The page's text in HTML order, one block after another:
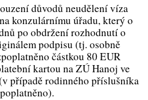
důvodů neudělení víza
konzulárnímu úřadu, který o
po obdržení rozhodnutí o
podpisu (tj. osobně
částkou 80 EUR
kartou na ZÚ Hanoj ve
případě rodinného příslušníka